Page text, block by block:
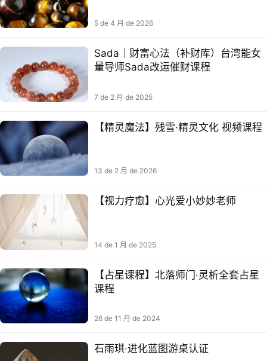
5 de 4 月 de 2026
Sada｜财富心法（补财库）​​台湾能‮女
量‬导师Sada改运催财课程
7 de 2 月 de 2025
【精灵魔法】残雪·精灵文化 视频课程
13 de 2 月 de 2026
【视力疗愈】心光爱小妙妙老师
14 de 1 月 de 2025
【占星课程】北落师门·灵析全套占星
课程
26 de 11 月 de 2024
石雨琪·进化蓝图游桌‬认证